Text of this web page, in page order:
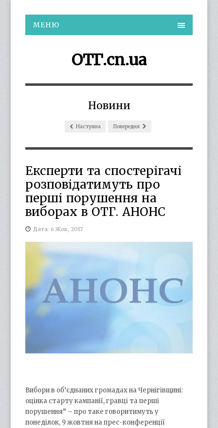
МЕНЮ
ОТГ.cn.ua
Новини
Наступна Попередня
Експерти та спостерігачі
розповідатимуть про
перші порушення на
виборах в ОТГ. АНОНС
Дата: 6 Жов, 2017
Вибори в об’єднаних громадах на Чернігівщині:
оцінка старту кампанії, гравці та перші
порушення” – про таке говоритимуть у
понеділок, 9 жовтня на прес-конференції